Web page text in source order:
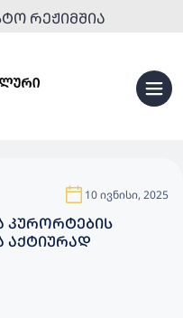
ᲠᲔᲟᲘᲛᲨᲘᲐ
10 ივნისი, 2025
ᲙᲣᲠᲝᲠᲢᲔᲑᲘᲡ
ᲐᲥᲢᲘᲣᲠᲐᲓ